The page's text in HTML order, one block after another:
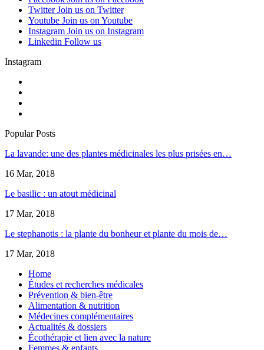
Twitter Join us on Twitter
Youtube Join us on Youtube
Instagram Join us on Instagram
Linkedin Follow us
Instagram
Popular Posts
La lavande: une des plantes médicinales les plus prisées en…
16 Mar, 2018
Le basilic : un atout médicinal
17 Mar, 2018
Le stephanotis : la plante du bonheur et plante du mois de…
17 Mar, 2018
Home
Études et recherches médicales
Prévention & bien-être
Alimentation & nutrition
Médecines complémentaires
Actualités & dossiers
Écothérapie et lien avec la nature